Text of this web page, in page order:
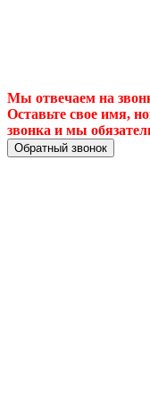
Мы отвечаем на
Оставьте свое имя,
звонка и мы
Обратный звонок